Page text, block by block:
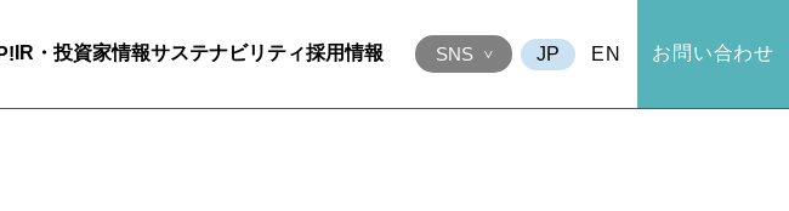
SNS EN お問い合わせ
IR・投資家情報サステナビリティ採用情報